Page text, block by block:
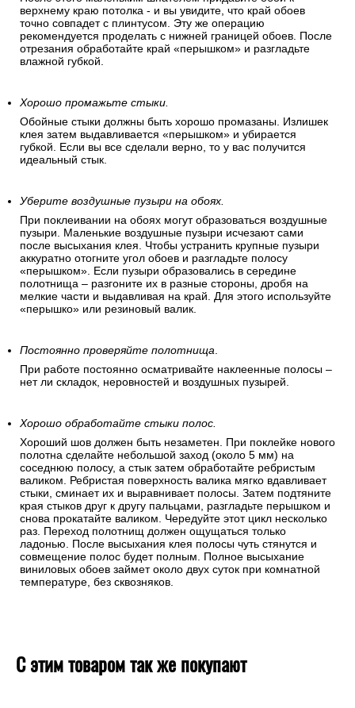
Сначала продавите место соприкосновения обоев с
границей потолка. Большим шпателем подоприте полосу к
плинтусу. Плотно прижмите нахлест полосы и ровно
отрежьте обойным ножом. Здесь важно правильно держать
шпатель и нож. Нож должен быть острым, а движение –
плавным, под небольшим углом к обойному полотнищу.
верхнему краю потолка - и вы увидите, что край обоев
точно совпадет с плинтусом. Эту же операцию
рекомендуется проделать с нижней границей обоев. После
отрезания обработайте край «перышком» и разгладьте
влажной губкой.
Обойные стыки должны быть хорошо промазаны. Излишек
клея затем выдавливается «перышком» и убирается
губкой. Если вы все сделали верно, то у вас получится
идеальный стык.
Уберите воздушные пузыри на обоях.
При поклеивании на обоях могут образоваться воздушные
пузыри. Маленькие воздушные пузыри исчезают сами
аккуратно отогните угол обоев и разгладьте полосу
«перышком». Если пузыри образовались в середине
полотнища – разгоните их в разные стороны, дробя на
мелкие части и выдавливая на край. Для этого используйте
Постоянно проверяйте полотнища
При работе постоянно осматривайте наклеенные полосы –
нет ли складок, неровностей и воздушных пузырей.
Хорошо обработайте стыки полос.
Хороший шов должен быть незаметен. При поклейке нового
полотна сделайте небольшой заход (около 5 мм) на
соседнюю полосу, а стык затем обработайте ребристым
валиком. Ребристая поверхность валика мягко вдавливает
стыки, сминает их и выравнивает полосы. Затем подтяните
края стыков друг к другу пальцами, разгладьте перышком и
виниловых обоев займет около двух суток при комнатной
температуре, без сквозняков.